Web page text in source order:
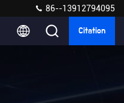
86--13912794095
Citation